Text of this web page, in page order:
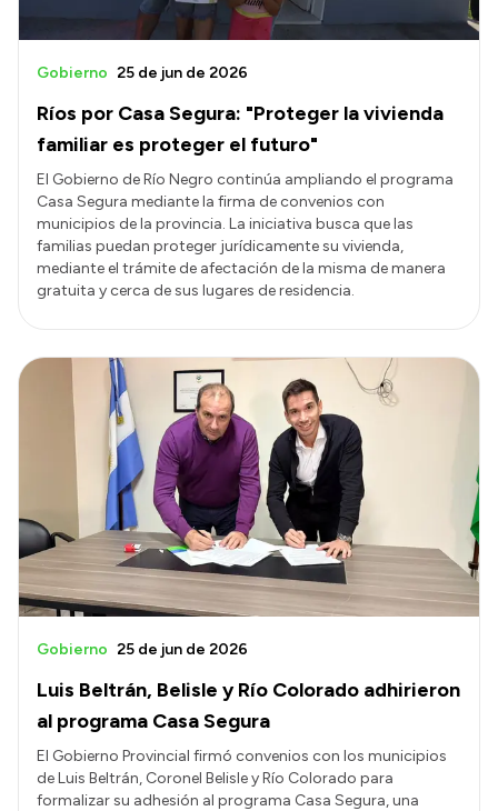
Ríos por Casa Segura: "Proteger la vivienda
familiar es proteger el futuro"
Gobierno 25 de jun de 2026
El Gobierno de Río Negro continúa ampliando el programa
Casa Segura mediante la firma de convenios con
municipios de la provincia. La iniciativa busca que las
familias puedan proteger jurídicamente su vivienda,
mediante el trámite de afectación de la misma de manera
gratuita y cerca de sus lugares de residencia.
Luis Beltrán, Belisle y Río Colorado adhirieron
al programa Casa Segura
Gobierno 25 de jun de 2026
El Gobierno Provincial firmó convenios con los municipios
de Luis Beltrán, Coronel Belisle y Río Colorado para
formalizar su adhesión al programa Casa Segura, una